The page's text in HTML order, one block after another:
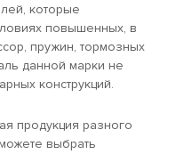
которые
повышенных, в
пружин, тормозных
данной марки не
конструкций.
продукция разного
выбрать